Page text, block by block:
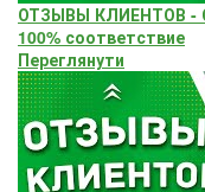
ОТЗЫВЫ КЛИЕНТОВ
100% соответствие
Переглянути